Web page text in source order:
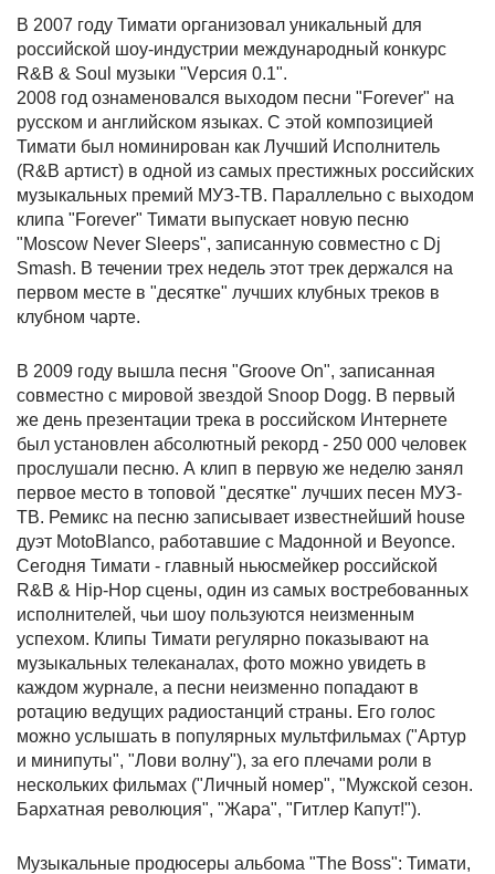
В 2007 году Тимати организовал уникальный для
российской шоу-индустрии международный конкурс
R&B & Soul музыки "Vерсия 0.1".
2008 год ознаменовался выходом песни "Forever" на
русском и английском языках. С этой композицией
Тимати был номинирован как Лучший Исполнитель
(R&B артист) в одной из самых престижных российских
музыкальных премий МУЗ-ТВ. Параллельно с выходом
клипа "Forever" Тимати выпускает новую песню
"Moscow Never Sleeps", записанную совместно с Dj
Smash. В течении трех недель этот трек держался на
первом месте в "десятке" лучших клубных треков в
клубном чарте.
В 2009 году вышла песня "Groove On", записанная
совместно с мировой звездой Snoop Dogg. В первый
же день презентации трека в российском Интернете
был установлен абсолютный рекорд - 250 000 человек
прослушали песню. А клип в первую же неделю занял
первое место в топовой "десятке" лучших песен МУЗ-
ТВ. Ремикс на песню записывает известнейший house
дуэт MotoBlanco, работавшие с Мадонной и Beyonce.
Сегодня Тимати - главный ньюсмейкер российской
R&B & Hip-Hop сцены, один из самых востребованных
исполнителей, чьи шоу пользуются неизменным
успехом. Клипы Тимати регулярно показывают на
музыкальных телеканалах, фото можно увидеть в
каждом журнале, а песни неизменно попадают в
ротацию ведущих радиостанций страны. Его голос
можно услышать в популярных мультфильмах ("Артур
и минипуты", "Лови волну"), за его плечами роли в
нескольких фильмах ("Личный номер", "Мужской сезон.
Бархатная революция", "Жара", "Гитлер Капут!").
Музыкальные продюсеры альбома "The Boss": Тимати,